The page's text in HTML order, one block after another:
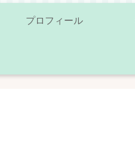
プロフィール